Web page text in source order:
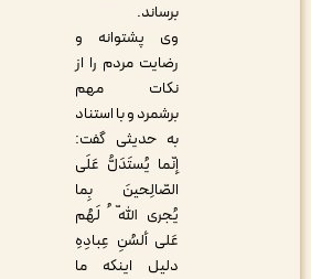
وی پشتوانه و
رضایت مردم را از
نکات مهم
برشمرد و با استناد
به حدیثی گفت:
إنّما یُستَدَلُّ عَلَی
الصّالِحینَ بِما
یُجری اللّه ُ لَهُم
عَلی ألسُنِ عِبادِهِ
دلیل اینکه ما